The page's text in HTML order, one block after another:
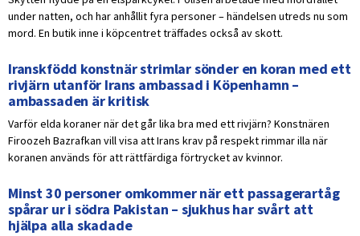
under natten, och har anhållit fyra personer – händelsen utreds nu som
mord. En butik inne i köpcentret träffades också av skott.
Iranskfödd konstnär strimlar sönder en koran med ett
rivjärn utanför Irans ambassad i Köpenhamn –
ambassaden är kritisk
Varför elda koraner när det går lika bra med ett rivjärn? Konstnären
Firoozeh Bazrafkan vill visa att Irans krav på respekt rimmar illa när
koranen används för att rättfärdiga förtrycket av kvinnor.
Minst 30 personer omkommer när ett passagerartåg
spårar ur i södra Pakistan – sjukhus har svårt att
hjälpa alla skadade